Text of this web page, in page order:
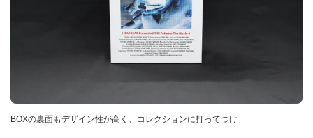
BOXの裏面もデザイン性が高く、コレクションに打ってつけ